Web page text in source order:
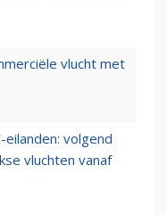
vlucht met
volgend
vluchten vanaf